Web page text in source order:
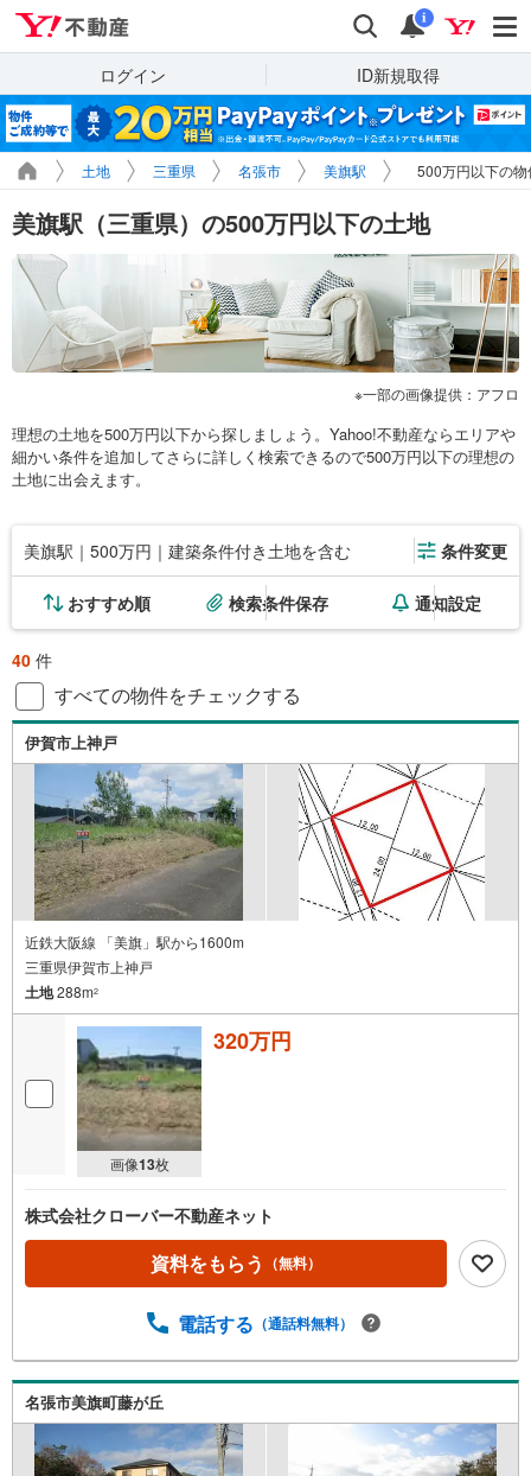
検索 通知
i
ログイン ID新規取得
土地 三重県 名張市 美旗駅 500万円以下の
美旗駅（三重県）の500万円以下の土地
一部の画像提供：アフロ
理想の土地を500万円以下から探しましょう。Yahoo!不動産ならエリアや
細かい条件を追加してさらに詳しく検索できるので500万円以下の理想の
土地に出会えます。
美旗駅｜500万円｜建築条件付き土地を含む 条件変更
おすすめ順 検索条件保存 通知設定
40 件
すべての物件をチェックする
伊賀市上神戸
近鉄大阪線 「美旗」駅から1600m
三重県伊賀市上神戸
土地288m2
画像13枚
320万円
株式会社クローバー不動産ネット
資料をもらう （無料）
電話する （通話料無料）
名張市美旗町藤が丘